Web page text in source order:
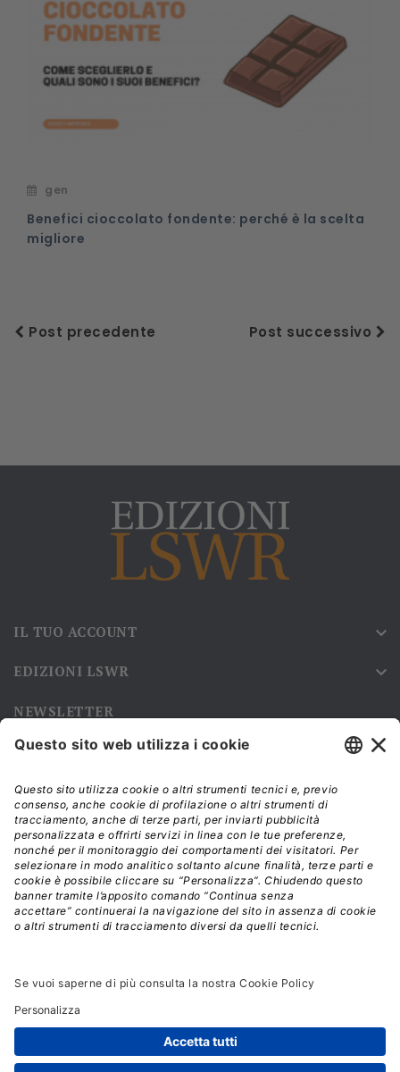
gen
Benefici cioccolato fondente: perché è la scelta
migliore
Post precedente Post successivo
IL TUO ACCOUNT 
EDIZIONI LSWR 
NEWSLETTER
Iscriviti alla nostra newsletter e rimani sempre aggiornato sulle
Modalità di acquisto e tempi di spedizione
Diritto di recesso
Privacy policy
Termini e condizioni d'uso
© 2026 - La Tribuna S.r.l. | P.IVA 01702840180 | C.F.
01107460337